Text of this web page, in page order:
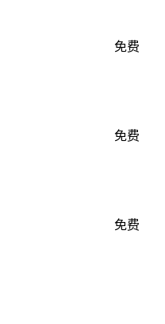
免费
免费
免费